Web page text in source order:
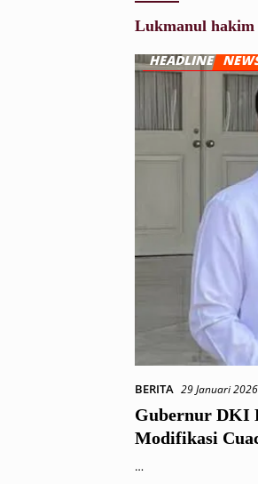
Lukmanul hakim
BERITA 29 Januari 2026
Gubernur DKI
Modifikasi
…